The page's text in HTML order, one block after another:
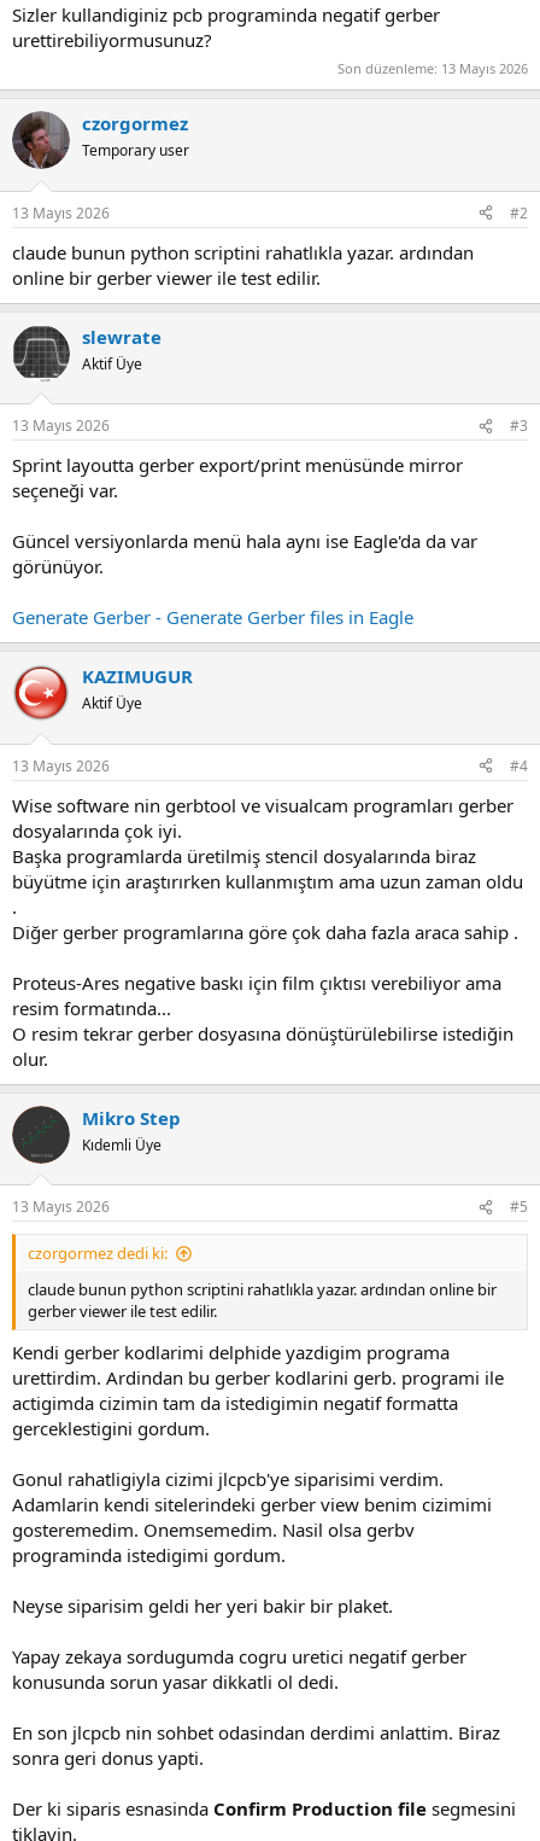
Sizler kullandiginiz pcb programinda negatif gerber
urettirebiliyormusunuz?
Son düzenleme: 13 Mayıs 2026
czorgormez
Temporary user
13 Mayıs 2026 #2
claude bunun python scriptini rahatlıkla yazar. ardından
online bir gerber viewer ile test edilir.
slewrate
Aktif Üye
13 Mayıs 2026 #3
Sprint layoutta gerber export/print menüsünde mirror
seçeneği var.
Güncel versiyonlarda menü hala aynı ise Eagle'da da var
görünüyor.
Generate Gerber - Generate Gerber files in Eagle
KAZIMUGUR
Aktif Üye
13 Mayıs 2026 #4
Wise software nin gerbtool ve visualcam programları gerber
dosyalarında çok iyi.
Başka programlarda üretilmiş stencil dosyalarında biraz
büyütme için araştırırken kullanmıştım ama uzun zaman oldu
.
Diğer gerber programlarına göre çok daha fazla araca sahip .
Proteus-Ares negative baskı için film çıktısı verebiliyor ama
resim formatında...
O resim tekrar gerber dosyasına dönüştürülebilirse istediğin
olur.
Mikro Step
Kıdemli Üye
13 Mayıs 2026 #5
czorgormez dedi ki:
claude bunun python scriptini rahatlıkla yazar. ardından online bir
gerber viewer ile test edilir.
Kendi gerber kodlarimi delphide yazdigim programa
urettirdim. Ardindan bu gerber kodlarini gerb. programi ile
actigimda cizimin tam da istedigimin negatif formatta
gerceklestigini gordum.
Gonul rahatligiyla cizimi jlcpcb'ye siparisimi verdim.
Adamlarin kendi sitelerindeki gerber view benim cizimimi
gosteremedim. Onemsemedim. Nasil olsa gerbv
programinda istedigimi gordum.
Neyse siparisim geldi her yeri bakir bir plaket.
Yapay zekaya sordugumda cogru uretici negatif gerber
konusunda sorun yasar dikkatli ol dedi.
En son jlcpcb nin sohbet odasindan derdimi anlattim. Biraz
sonra geri donus yapti.
Der ki siparis esnasinda Confirm Production file segmesini
tiklayin.